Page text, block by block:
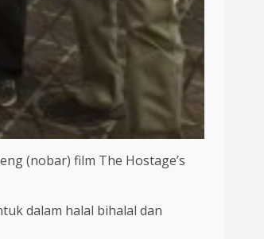
(nobar) film The Hostage’s
dalam halal bihalal dan